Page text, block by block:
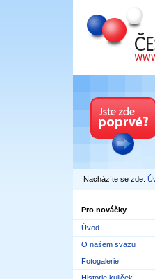
Český
Nacházíte se zde:
Pro nováčky
Úvod
O našem svazu
Fotogalerie